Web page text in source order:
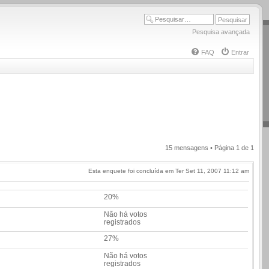
Pesquisa avançada
FAQ Entrar
15 mensagens • Página 1 de 1
Esta enquete foi concluída em Ter Set 11, 2007 11:12 am
20%
Não há votos
registrados
27%
Não há votos
registrados